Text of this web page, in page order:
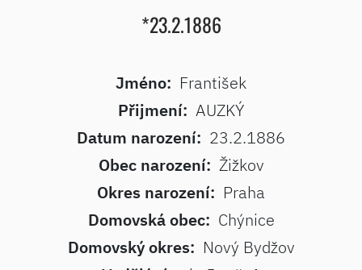
*23.2.1886
Jméno: František
Přijmení: AUZKÝ
Datum narození: 23.2.1886
Obec narození: Žižkov
Okres narození: Praha
Domovská obec: Chýnice
Domovský okres: Nový Bydžov